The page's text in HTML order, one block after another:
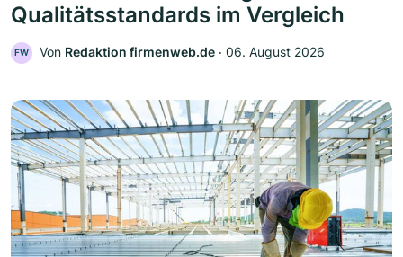
Qualitätsstandards im Vergleich
FW Von Redaktion firmenweb.de ‧ 06. August 2026